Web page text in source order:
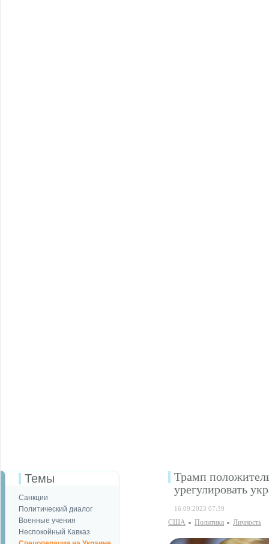
Темы
Санкции
Политический диалог
Военные учения
Неспокойный Кавказ
Трамп
урегулировать
16.09.2023 07:39
США Политика Личность